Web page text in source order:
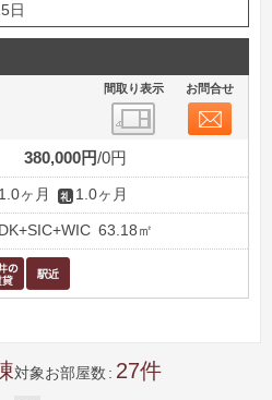
日
間取り表示 お問合せ
380,000円 0円
1.0ヶ月 1.0ヶ月
63.18㎡
対象お部屋数 27